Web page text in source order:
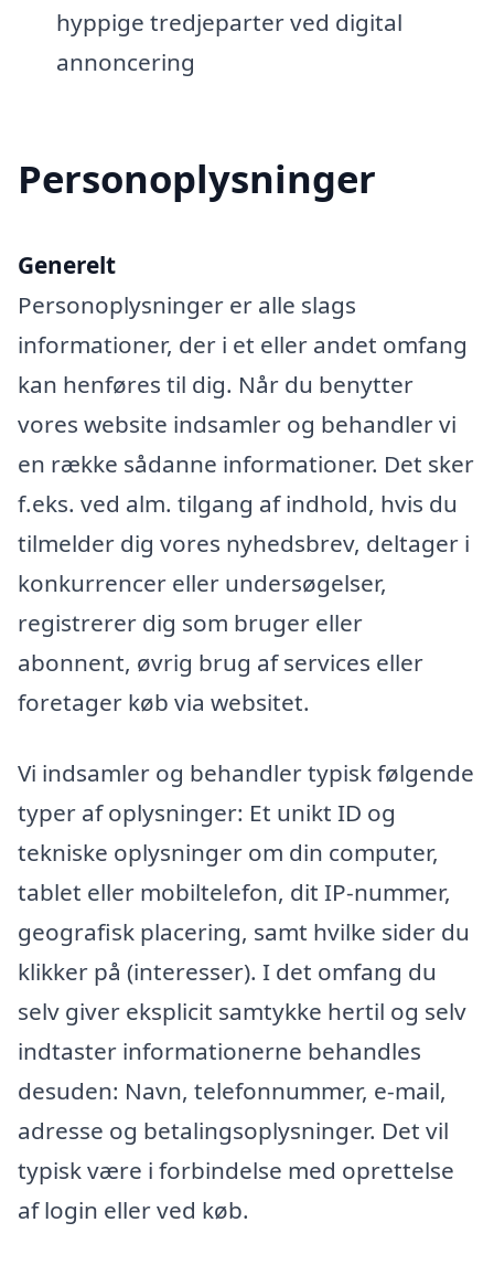
hyppige tredjeparter ved digital
annoncering
Personoplysninger
Generelt
Personoplysninger er alle slags
informationer, der i et eller andet omfang
kan henføres til dig. Når du benytter
vores website indsamler og behandler vi
en række sådanne informationer. Det sker
f.eks. ved alm. tilgang af indhold, hvis du
tilmelder dig vores nyhedsbrev, deltager i
konkurrencer eller undersøgelser,
registrerer dig som bruger eller
abonnent, øvrig brug af services eller
foretager køb via websitet.
Vi indsamler og behandler typisk følgende
typer af oplysninger: Et unikt ID og
tekniske oplysninger om din computer,
tablet eller mobiltelefon, dit IP-nummer,
geografisk placering, samt hvilke sider du
klikker på (interesser). I det omfang du
selv giver eksplicit samtykke hertil og selv
indtaster informationerne behandles
desuden: Navn, telefonnummer, e-mail,
adresse og betalingsoplysninger. Det vil
typisk være i forbindelse med oprettelse
af login eller ved køb.